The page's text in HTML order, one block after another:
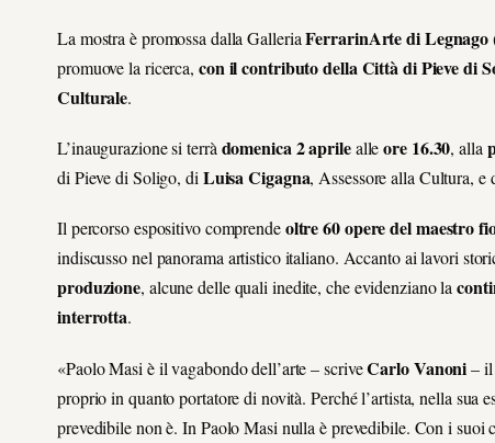
La mostra è promossa dalla GalleriaFerrarinArte di Legnago
promuove la ricerca, con il contributo dellaCittà di Pieve di
Culturale.
L’inaugurazione si terrà domenica 2 aprilealleore 16.30, alla
di Pieve di Soligo, di Luisa Cigagna, Assessore alla Cultura,
Il percorso espositivo comprendeoltre 60 opere del maestro
indiscusso nel panorama artistico italiano. Accanto ai lavori
produzione, alcune delle quali inedite, che evidenziano la
interrotta.
«Paolo Masi è il vagabondo dell’arte – scriveCarlo Vanoni– il
proprio in quanto portatore di novità. Perché l’artista, nella sua
prevedibile non è. In Paolo Masi nulla è prevedibile. Con i suoi